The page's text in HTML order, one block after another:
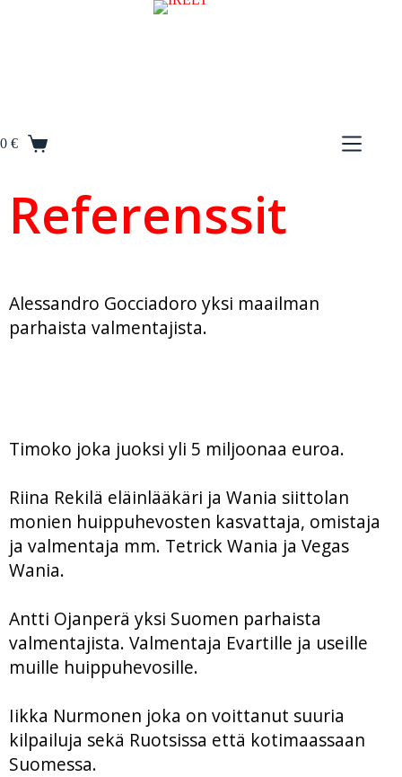
n
t
0 €
Referenssit
Alessandro Gocciadoro yksi maailman
parhaista valmentajista.
Timoko joka juoksi yli 5 miljoonaa euroa.
Riina Rekilä eläinlääkäri ja Wania siittolan
monien huippuhevosten kasvattaja, omistaja
ja valmentaja mm. Tetrick Wania ja Vegas
Wania.
Antti Ojanperä yksi Suomen parhaista
valmentajista. Valmentaja Evartille ja useille
muille huippuhevosille.
Iikka Nurmonen joka on voittanut suuria
kilpailuja sekä Ruotsissa että kotimaassaan
Suomessa.